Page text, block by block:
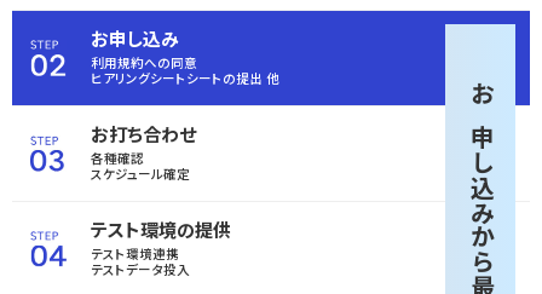
お申し込み
利用規約への同意
ヒアリングシートシートの提出 他
お打ち合わせ
各種確認
スケジュール確定
テスト環境の提供
テスト環境連携
テストデータ投入
お申し込みから